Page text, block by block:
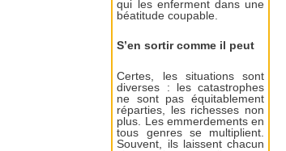
qui les enferment dans une
béatitude coupable.
S’en sortir comme il peut
Certes, les situations sont
diverses : les catastrophes
ne sont pas équitablement
réparties, les richesses non
plus. Les emmerdements en
tous genres se multiplient.
Souvent, ils laissent chacun